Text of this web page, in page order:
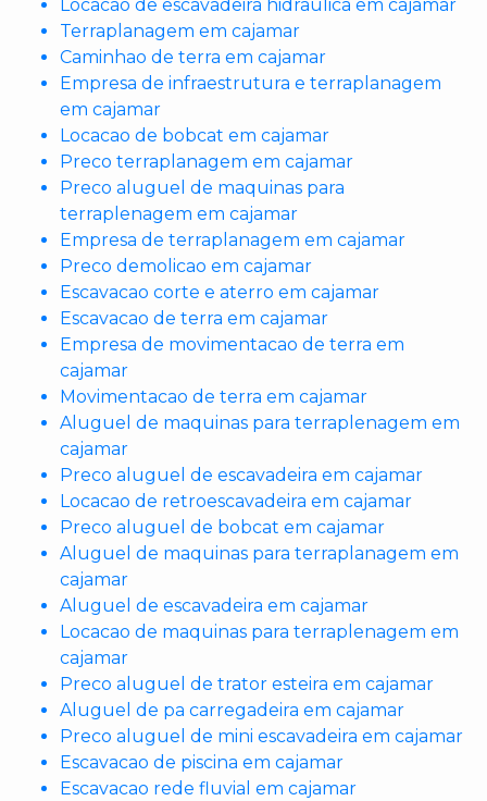
Locacao de escavadeira hidraulica em cajamar
Terraplanagem em cajamar
Caminhao de terra em cajamar
Empresa de infraestrutura e terraplanagem
em cajamar
Locacao de bobcat em cajamar
Preco terraplanagem em cajamar
Preco aluguel de maquinas para
terraplenagem em cajamar
Empresa de terraplanagem em cajamar
Preco demolicao em cajamar
Escavacao corte e aterro em cajamar
Escavacao de terra em cajamar
Empresa de movimentacao de terra em
cajamar
Movimentacao de terra em cajamar
Aluguel de maquinas para terraplenagem em
cajamar
Preco aluguel de escavadeira em cajamar
Locacao de retroescavadeira em cajamar
Preco aluguel de bobcat em cajamar
Aluguel de maquinas para terraplanagem em
cajamar
Aluguel de escavadeira em cajamar
Locacao de maquinas para terraplenagem em
cajamar
Preco aluguel de trator esteira em cajamar
Aluguel de pa carregadeira em cajamar
Preco aluguel de mini escavadeira em cajamar
Escavacao de piscina em cajamar
Escavacao rede fluvial em cajamar